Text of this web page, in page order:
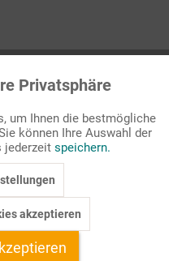
uns im Alltag und in der
Formen. Für
Aktiv
Inaktiv
Inaktiv
Privatsphäre
um Ihnen die bestmögliche
können Ihre Auswahl der
jederzeit speichern.
akzeptieren